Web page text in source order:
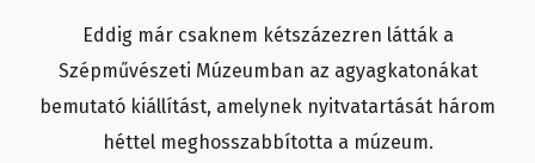
Eddig már csaknem kétszázezren látták a
Szépművészeti Múzeumban az agyagkatonákat
bemutató kiállítást, amelynek nyitvatartását három
héttel meghosszabbította a múzeum.